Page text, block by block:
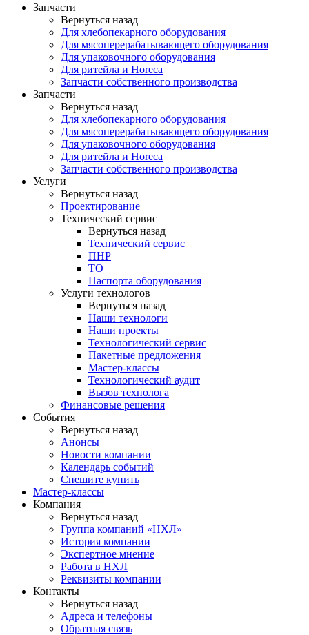
Запчасти
Вернуться назад
Для хлебопекарного оборудования
Для мясоперерабатывающего оборудования
Для упаковочного оборудования
Для ритейла и Horeca
Запчасти собственного производства
Запчасти
Вернуться назад
Для хлебопекарного оборудования
Для мясоперерабатывающего оборудования
Для упаковочного оборудования
Для ритейла и Horeca
Запчасти собственного производства
Услуги
Вернуться назад
Проектирование
Технический сервис
Вернуться назад
Технический сервис
ПНР
ТО
Паспорта оборудования
Услуги технологов
Вернуться назад
Наши технологи
Наши проекты
Технологический сервис
Пакетные предложения
Мастер-классы
Технологический аудит
Вызов технолога
Финансовые решения
События
Вернуться назад
Анонсы
Новости компании
Календарь событий
Спешите купить
Мастер-классы
Компания
Вернуться назад
Группа компаний «НХЛ»
История компании
Экспертное мнение
Работа в НХЛ
Реквизиты компании
Контакты
Вернуться назад
Адреса и телефоны
Обратная связь